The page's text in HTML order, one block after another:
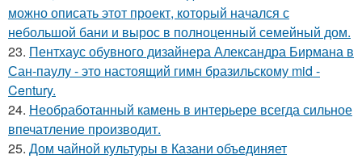
можно описать этот проект, который начался с
небольшой бани и вырос в полноценный семейный дом.
23. Пентхаус обувного дизайнера Александра Бирмана в
Сан-паулу - это настоящий гимн бразильскому mid -
Century.
24. Необработанный камень в интерьере всегда сильное
впечатление производит.
25. Дом чайной культуры в Казани объединяет